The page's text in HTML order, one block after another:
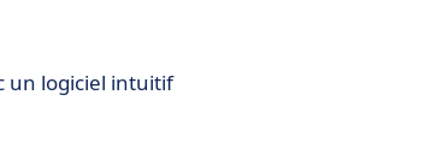
un logiciel intuitif